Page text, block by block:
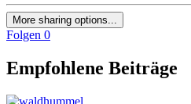
More sharing options...
Folgen 0
Empfohlene Beiträge